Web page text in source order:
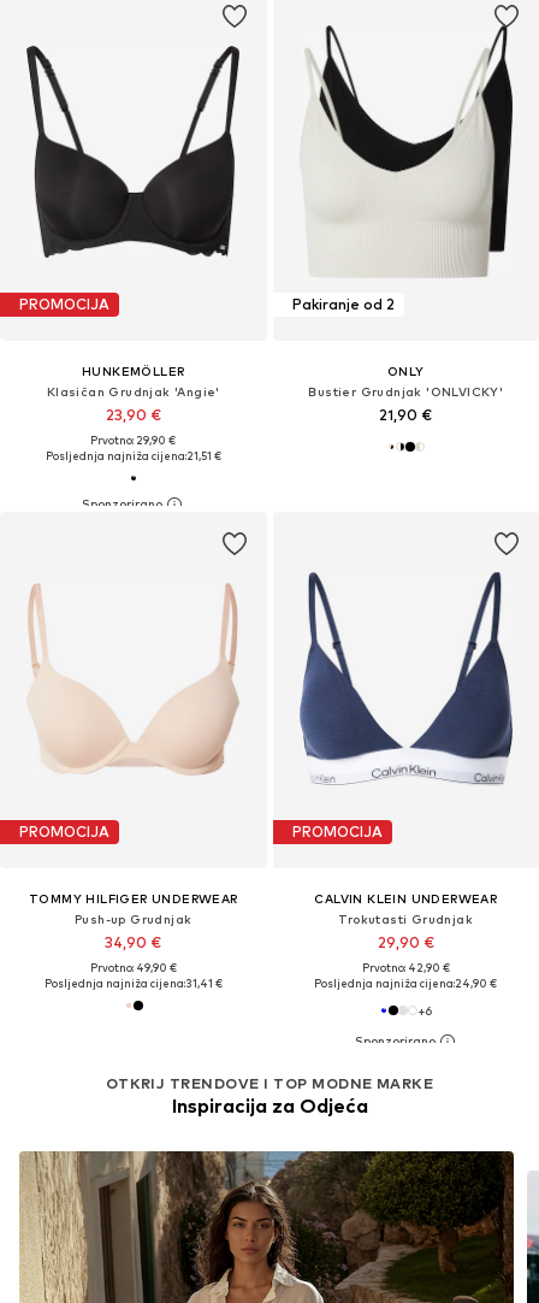
PROMOCIJA
HUNKEMÖLLER
Klasičan Grudnjak 'Angie'
23,90 €
Prvotno: 29,90 €
Posljednja najniža cijena:21,51 €
Pakiranje od 2
ONLY
Bustier Grudnjak 'ONLVICKY'
21,90 €
PROMOCIJA
TOMMY HILFIGER UNDERWEAR
Push-up Grudnjak
34,90 €
Prvotno: 49,90 €
Posljednja najniža cijena:31,41 €
PROMOCIJA
CALVIN KLEIN UNDERWEAR
Trokutasti Grudnjak
29,90 €
Prvotno: 42,90 €
Posljednja najniža cijena:24,90 €
+6
OTKRIJ TRENDOVE I TOP MODNE MARKE
Inspiracija za Odjeća